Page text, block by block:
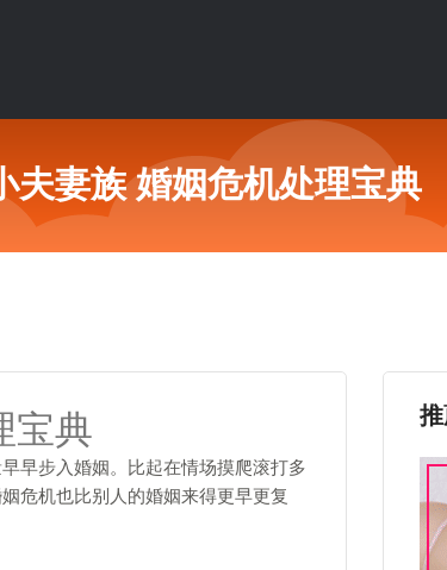
夫妻族 婚姻危机处理宝典
宝典
早步入婚姻。比起在情场摸爬滚打多
危机也比别人的婚姻来得更早更复